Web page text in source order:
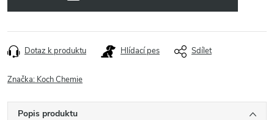
Dotaz k produktu Hlídací pes Sdílet
Značka: Koch Chemie
Popis produktu